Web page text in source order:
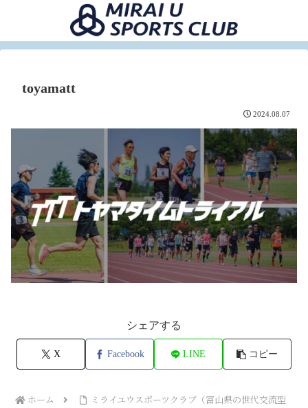
toyamatt
2024.08.07
シェアする
X Facebook LINE コピー
ホーム
ミライユウスポーツクラブ（富山県の世代交流型